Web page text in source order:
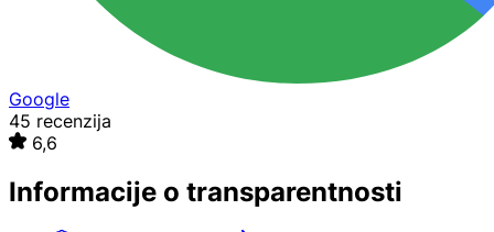
Google
45 recenzija
6,6
Informacije o transparentnosti